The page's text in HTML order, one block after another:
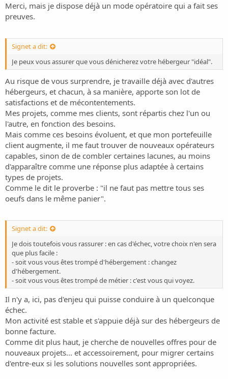
Merci, mais je dispose déjà un mode opératoire qui a fait ses
preuves.
Signet a dit:
Je peux vous assurer que vous dénicherez votre hébergeur "idéal".
Au risque de vous surprendre, je travaille déjà avec d'autres
hébergeurs, et chacun, à sa manière, apporte son lot de
satisfactions et de mécontentements.
Mes projets, comme mes clients, sont répartis chez l'un ou
l'autre, en fonction des besoins.
Mais comme ces besoins évoluent, et que mon portefeuille
client augmente, il me faut trouver de nouveaux opérateurs
capables, sinon de de combler certaines lacunes, au moins
d'apparaître comme une réponse plus adaptée à certains
types de projets.
Comme le dit le proverbe : "il ne faut pas mettre tous ses
oeufs dans le même panier".
Signet a dit:
Je dois toutefois vous rassurer : en cas d'échec, votre choix n'en sera
que plus facile :
- soit vous vous êtes trompé d'hébergement : changez
d'hébergement.
- soit vous vous êtes trompé de métier : c'est vous qui voyez.
Il n'y a, ici, pas d'enjeu qui puisse conduire à un quelconque
échec.
Mon activité est stable et s'appuie déjà sur des hébergeurs de
bonne facture.
Comme dit plus haut, je cherche de nouvelles offres pour de
nouveaux projets... et accessoirement, pour migrer certains
d'entre-eux si les solutions nouvelles sont appropriées.